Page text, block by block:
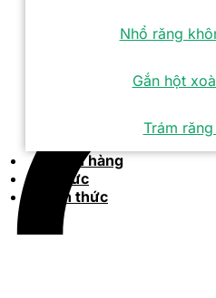
Nhổ răng
Gắn hột
Trám
Khách hàng
Tin tức
Kiến thức